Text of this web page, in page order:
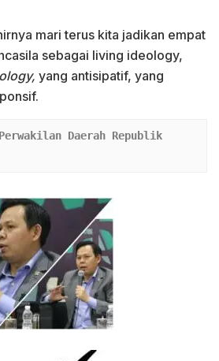
mari terus kita jadikan empat
sebagai living ideology,
yang antisipatif, yang
Daerah Republik